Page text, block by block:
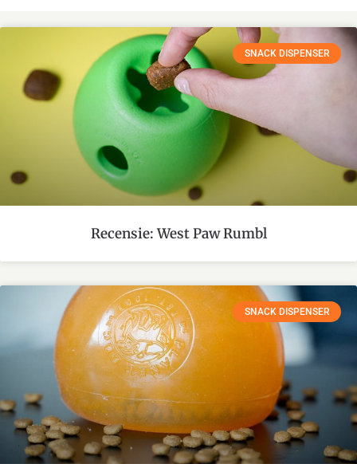
SNACK DISPENSER
Recensie: West Paw Rumbl
SNACK DISPENSER